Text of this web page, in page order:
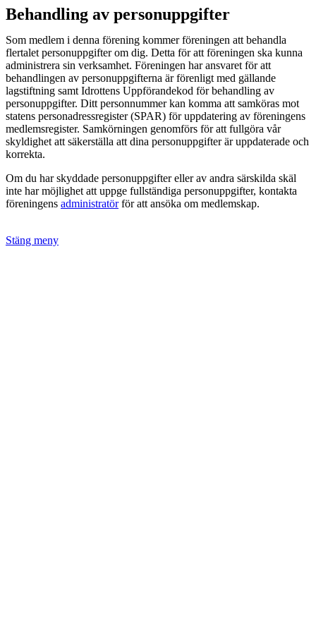
Hoppa
till
innehållet
Behandling av personuppgifter
Som medlem i denna förening kommer föreningen att behandla
flertalet personuppgifter om dig. Detta för att föreningen ska kunna
administrera sin verksamhet. Föreningen har ansvaret för att
behandlingen av personuppgifterna är förenligt med gällande
lagstiftning samt Idrottens Uppförandekod för behandling av
personuppgifter. Ditt personnummer kan komma att samköras mot
statens personadressregister (SPAR) för uppdatering av föreningens
medlemsregister. Samkörningen genomförs för att fullgöra vår
skyldighet att säkerställa att dina personuppgifter är uppdaterade och
korrekta.
Om du har skyddade personuppgifter eller av andra särskilda skäl
inte har möjlighet att uppge fullständiga personuppgifter, kontakta
föreningens administratörför att ansöka om medlemskap.
Stäng meny